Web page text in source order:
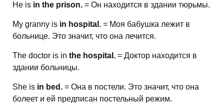
He is in the prison. = Он находится в здании тюрьмы.
My granny is in hospital. = Моя бабушка лежит в
больнице. Это значит, что она лечится.
The doctor is in the hospital. = Доктор находится в
здании больницы.
She is in bed. = Она в постели. Это значит, что она
болеет и ей предписан постельный режим.